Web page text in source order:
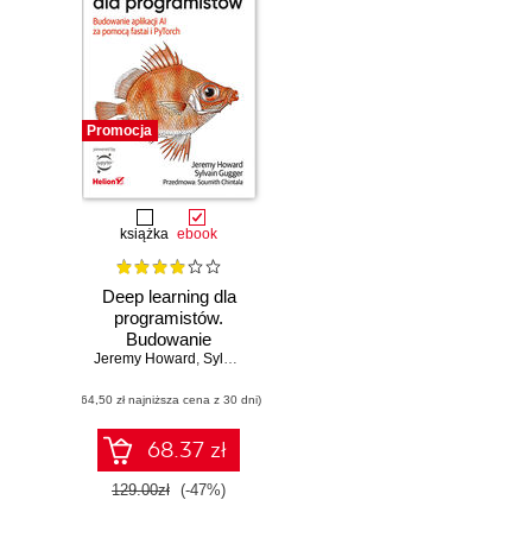
Promocja
książka ebook
Deep learning dla
programistów.
Budowanie
aplikacji AI za
PyTorch
Jeremy Howard , Sylvain Gugger
(64,50 zł najniższa cena z 30 dni)
68.37 zł
129.00zł (-47%)